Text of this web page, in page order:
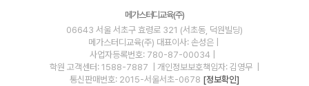
메가스터디교육(주)
06643 서울 서초구 효령로 321 (서초동, 덕원빌딩)
메가스터디교육(주) 대표이사: 손성은 |
사업자등록번호: 780-87-00034
학원 고객센터: 1588-7887
| 개인정보보호책임자: 김영무
통신판매번호: 2015-서울서초-0678 [정보확인]